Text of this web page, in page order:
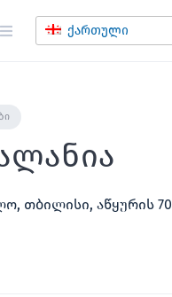
ქართული
თბილისი, აწყურის 70